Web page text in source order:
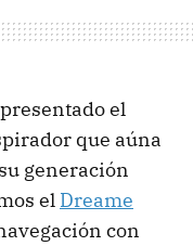
el
que aúna
generación
el Dreame
con